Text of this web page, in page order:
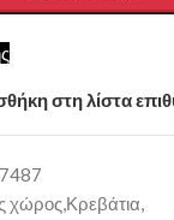
στη λίστα
χώρος,Κρεβάτια,